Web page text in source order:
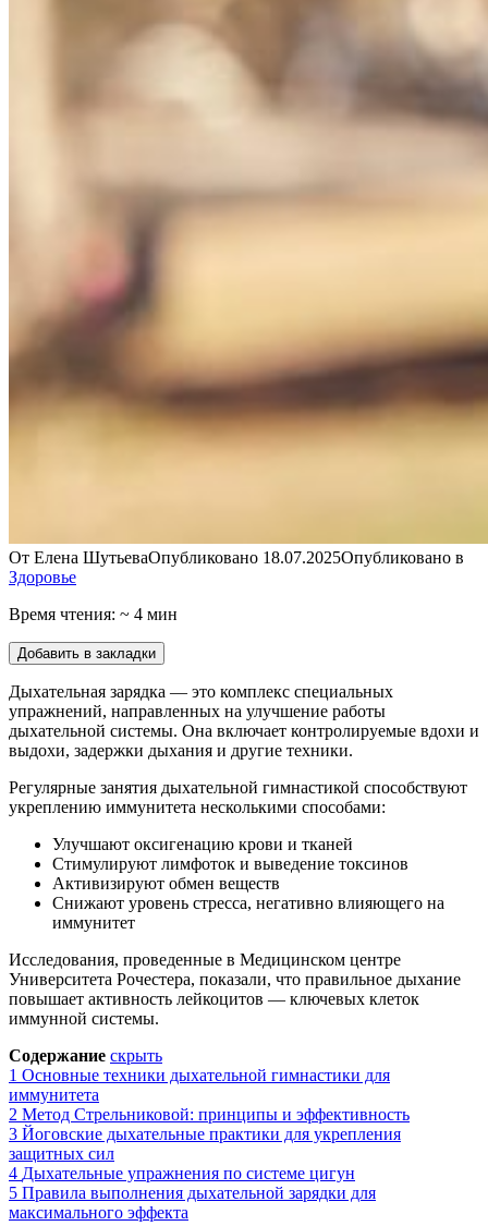
От Елена ШутьеваОпубликовано 18.07.2025Опубликовано в
Здоровье
Время чтения: ~ 4 мин
Добавить в закладки
Дыхательная зарядка — это комплекс специальных
упражнений, направленных на улучшение работы
дыхательной системы. Она включает контролируемые вдохи и
выдохи, задержки дыхания и другие техники.
Регулярные занятия дыхательной гимнастикой способствуют
укреплению иммунитета несколькими способами:
Улучшают оксигенацию крови и тканей
Стимулируют лимфоток и выведение токсинов
Активизируют обмен веществ
Снижают уровень стресса, негативно влияющего на
иммунитет
Исследования, проведенные в Медицинском центре
Университета Рочестера, показали, что правильное дыхание
повышает активность лейкоцитов — ключевых клеток
иммунной системы.
Содержание скрыть
1 Основные техники дыхательной гимнастики для
иммунитета
2 Метод Стрельниковой: принципы и эффективность
3 Йоговские дыхательные практики для укрепления
защитных сил
4 Дыхательные упражнения по системе цигун
5 Правила выполнения дыхательной зарядки для
максимального эффекта